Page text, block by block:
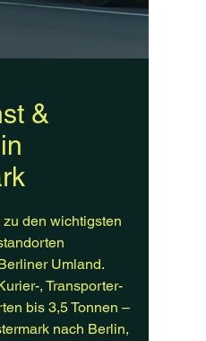
&
den wichtigsten
Umland.
, Transporter-
bis 3,5 Tonnen –
nach Berlin,